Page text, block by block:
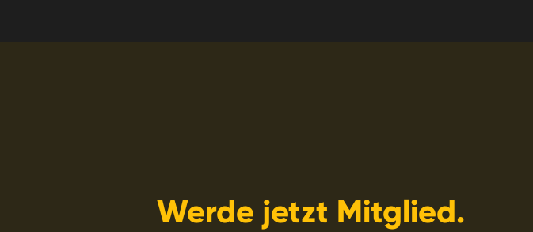
Werde jetzt Mitglied.